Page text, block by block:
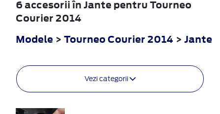
6 accesorii în Jante pentru Tourneo
Courier 2014
Modele > Tourneo Courier 2014 > Jante
Vezi categorii